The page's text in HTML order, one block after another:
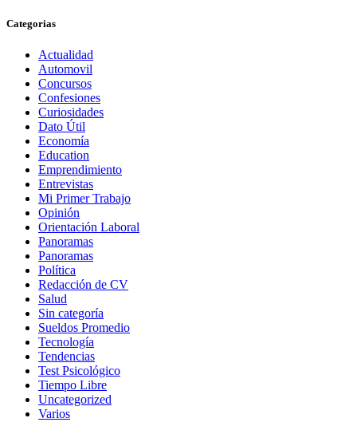
Categorias
Actualidad
Automovil
Concursos
Confesiones
Curiosidades
Dato Útil
Economía
Education
Emprendimiento
Entrevistas
Mi Primer Trabajo
Opinión
Orientación Laboral
Panoramas
Panoramas
Política
Redacción de CV
Salud
Sin categoría
Sueldos Promedio
Tecnología
Tendencias
Test Psicológico
Tiempo Libre
Uncategorized
Varios